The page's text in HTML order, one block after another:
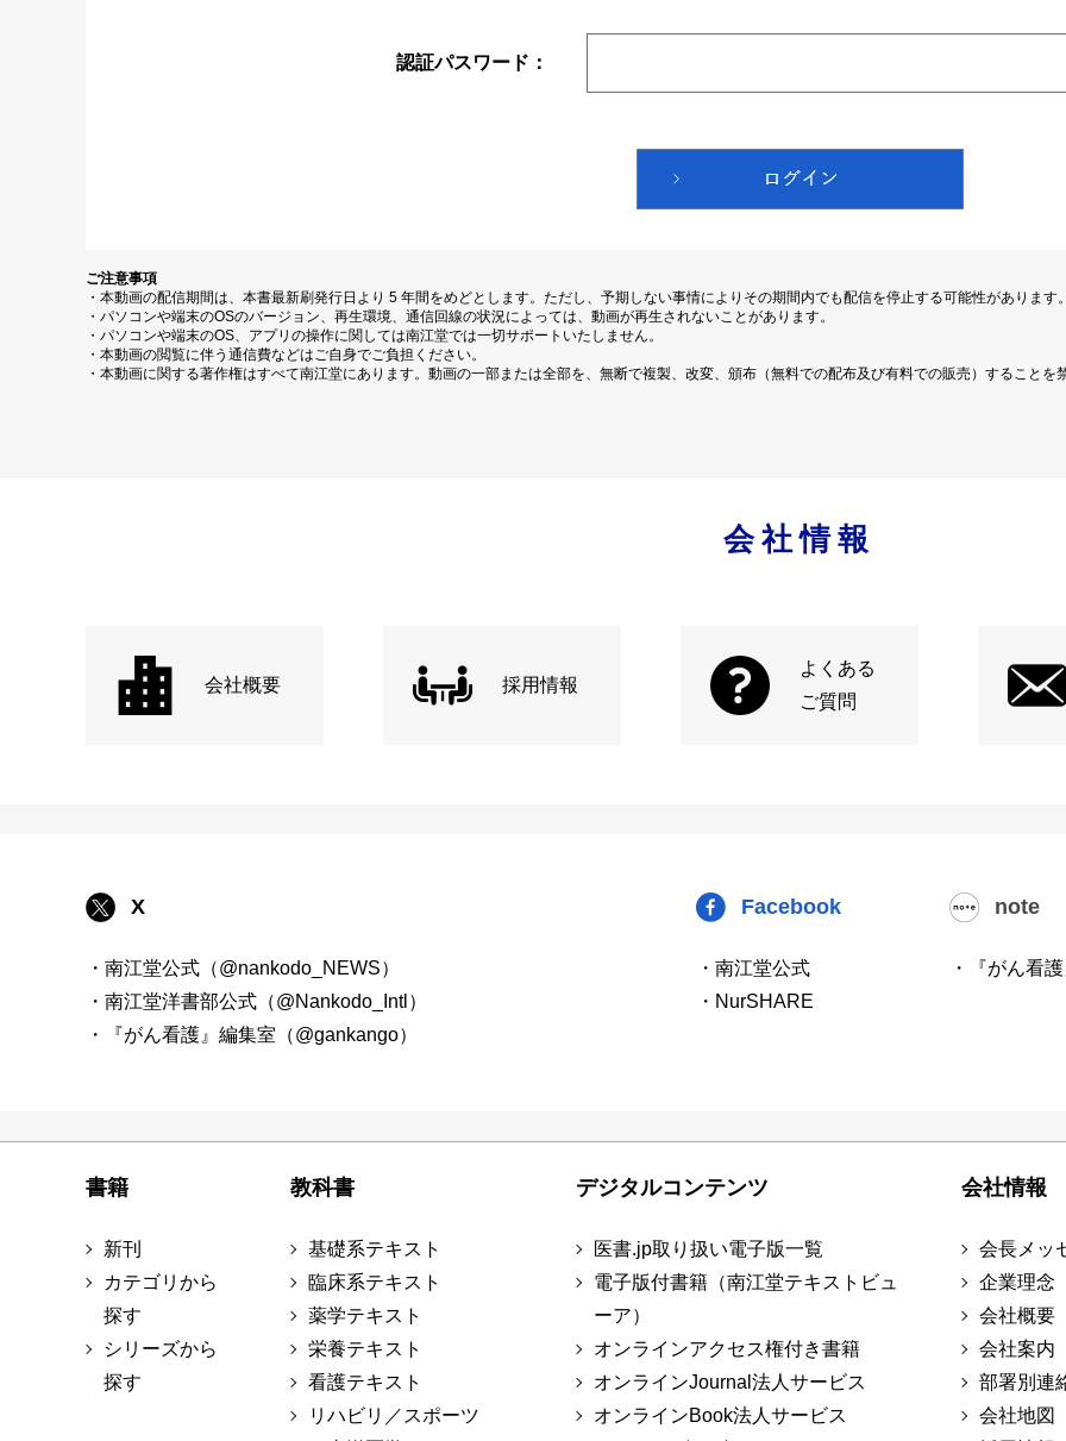
認証パスワード：
ご注意事項
・本動画の配信期間は、本書最新刷発行日より 5 年間をめどとします。ただし、予期しない事情によりその期間内でも配信を停止する可能性があります。
・パソコンや端末のOSのバージョン、再生環境、通信回線の状況によっては、動画が再生されないことがあります。
・パソコンや端末のOS、アプリの操作に関しては南江堂では一切サポートいたしません。
・本動画の閲覧に伴う通信費などはご自身でご負担ください。
・本動画に関する著作権はすべて南江堂にあります。動画の一部または全部を、無断で複製、改変、頒布（無料での配布及び有料での販売）することを
会社情報
会社概要 採用情報
よくある
ご質問
X
・南江堂公式（@nankodo_NEWS）
・南江堂洋書部公式（@Nankodo_Intl）
・『がん看護』編集室（@gankango）
Facebook
・南江堂公式
・NurSHARE
note
・『がん看
書籍
新刊
カテゴリから
探す
シリーズから
探す
教科書
基礎系テキスト
臨床系テキスト
薬学テキスト
栄養テキスト
看護テキスト
リハビリ／スポーツ
デジタルコンテンツ
医書.jp取り扱い電子版一覧
電子版付書籍（南江堂テキストビュ
ーア）
オンラインアクセス権付き書籍
オンラインJournal法人サービス
オンラインBook法人サービス
会社情報
会長メッ
企業理念
会社概要
会社案内
部署別連
会社地図